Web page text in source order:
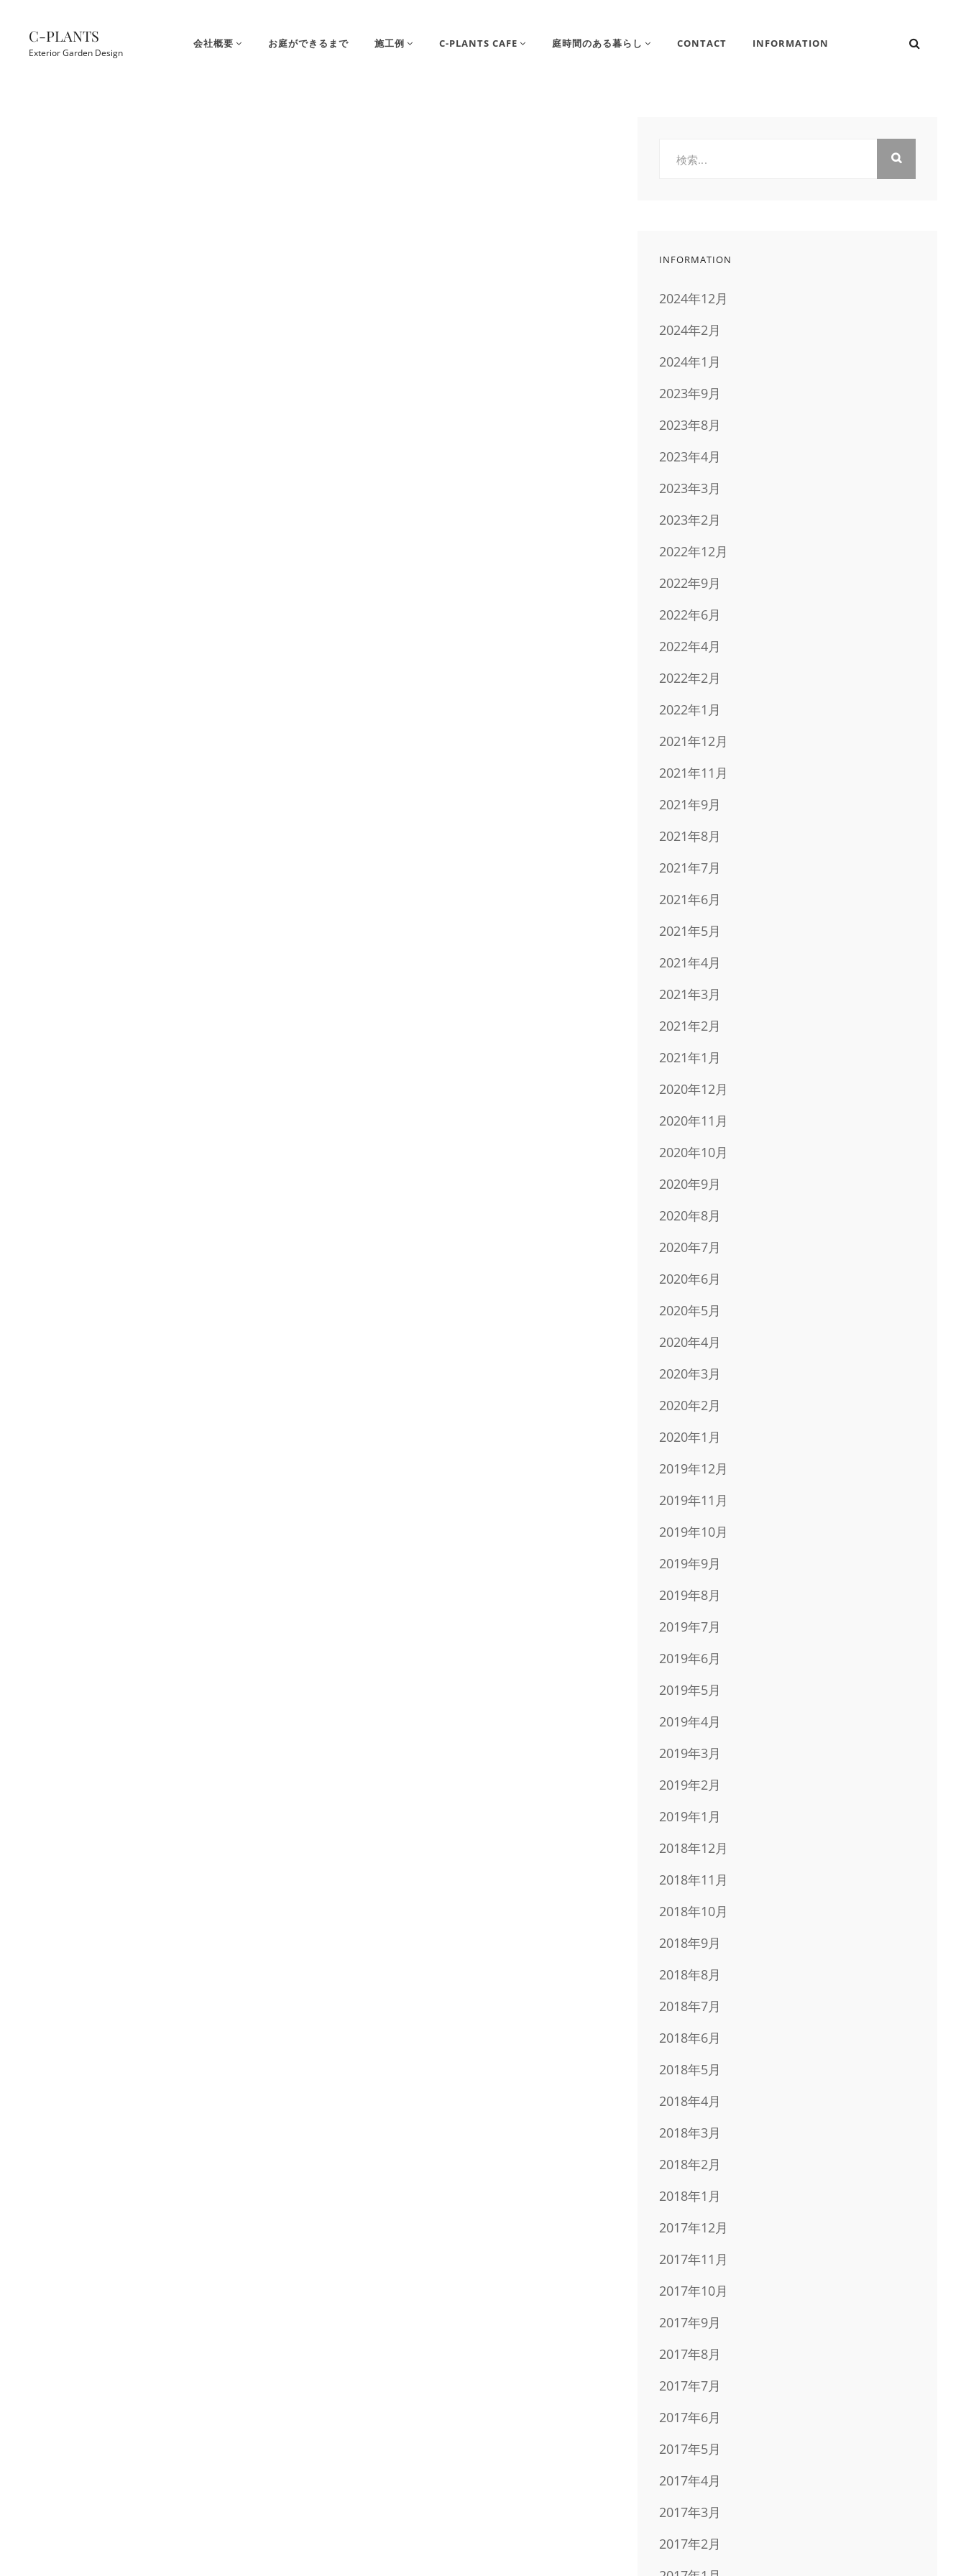
C-PLANTS
Exterior Garden Design
会社概要 お庭ができるまで 施工例 C-PLANTS CAFE 庭時間のある暮らし CONTACT INFORMATION
INFORMATION
2024年12月
2024年2月
2024年1月
2023年9月
2023年8月
2023年4月
2023年3月
2023年2月
2022年12月
2022年9月
2022年6月
2022年4月
2022年2月
2022年1月
2021年12月
2021年11月
2021年9月
2021年8月
2021年7月
2021年6月
2021年5月
2021年4月
2021年3月
2021年2月
2021年1月
2020年12月
2020年11月
2020年10月
2020年9月
2020年8月
2020年7月
2020年6月
2020年5月
2020年4月
2020年3月
2020年2月
2020年1月
2019年12月
2019年11月
2019年10月
2019年9月
2019年8月
2019年7月
2019年6月
2019年5月
2019年4月
2019年3月
2019年2月
2019年1月
2018年12月
2018年11月
2018年10月
2018年9月
2018年8月
2018年7月
2018年6月
2018年5月
2018年4月
2018年3月
2018年2月
2018年1月
2017年12月
2017年11月
2017年10月
2017年9月
2017年8月
2017年7月
2017年6月
2017年5月
2017年4月
2017年3月
2017年2月